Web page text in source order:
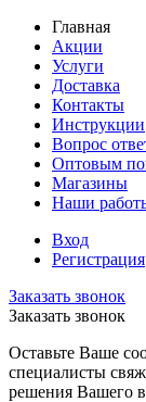
Главная
Акции
Услуги
Доставка
Контакты
Инструкции
Вопрос
Оптовым
Магазины
Наши
Вход
Регистрация
Заказать звонок
Заказать звонок
Оставьте Ваше
специалисты
решения Вашего